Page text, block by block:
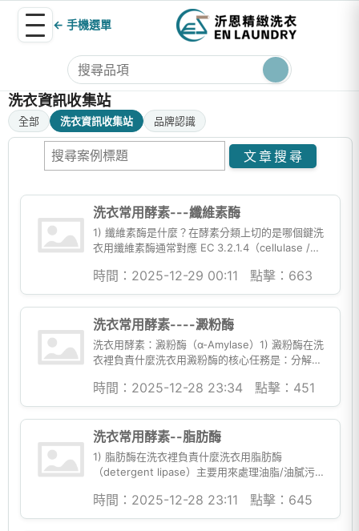
← 手機選單
洗衣資訊收集站
全部 洗衣資訊收集站 品牌認識
洗衣常用酵素---纖維素酶
1) 纖維素酶是什麼？在酵素分類上切的是哪個鍵洗
衣用纖維素酶通常對應 EC 3.2.1.4（cellulase /
時間：2025-12-29 00:11 點擊：663
洗衣常用酵素----澱粉酶
洗衣用酵素：澱粉酶（α-Amylase）1) 澱粉酶在洗
衣裡負責什麼洗衣用澱粉酶的核心任務是：分解
溶於水的糊精/寡糖...
時間：2025-12-28 23:34 點擊：451
洗衣常用酵素--脂肪酶
1) 脂肪酶在洗衣裡負責什麼洗衣用脂肪酶
（detergent lipase）主要用來處理油脂/油膩污
酯，TAG）水解...
時間：2025-12-28 23:11 點擊：645